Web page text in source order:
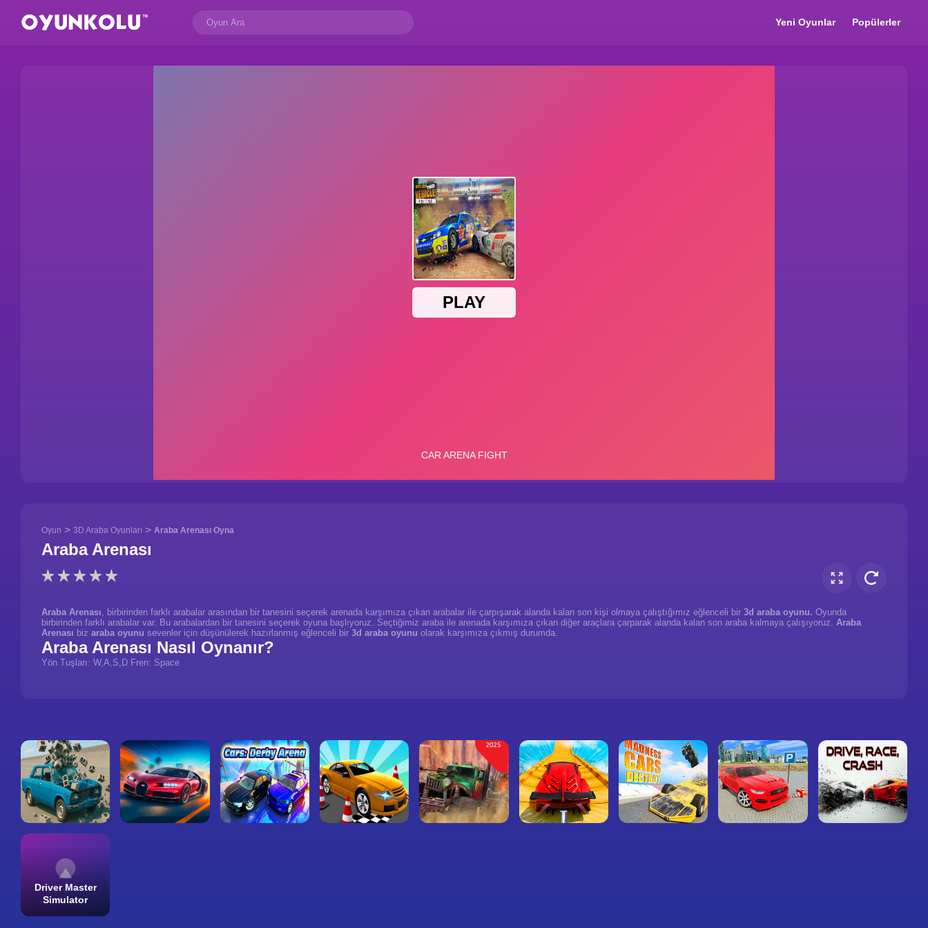
Yeni Oyunlar Popülerler
Oyun > 3D Araba Oyunları > Araba Arenası Oyna
Araba Arenası
Araba Arenası, birbirinden farklı arabalar arasından bir tanesini seçerek arenada karşımıza çıkan arabalar ile çarpışarak alanda kalan son kişi olmaya çalıştığımız eğlenceli bir 3d araba oyunu. Oyunda
birbirinden farklı arabalar var. Bu arabalardan bir tanesini seçerek oyuna başlıyoruz. Seçtiğimiz araba ile arenada karşımıza çıkan diğer araçlara çarparak alanda kalan son araba kalmaya çalışıyoruz. Araba
Arenası biz araba oyunu sevenler için düşünülerek hazırlanmış eğlenceli bir 3d araba oyunu olarak karşımıza çıkmış durumda.
Araba Arenası Nasıl Oynanır?
Yön Tuşları: W,A,S,D Fren: Space
Driver Master
Simulator